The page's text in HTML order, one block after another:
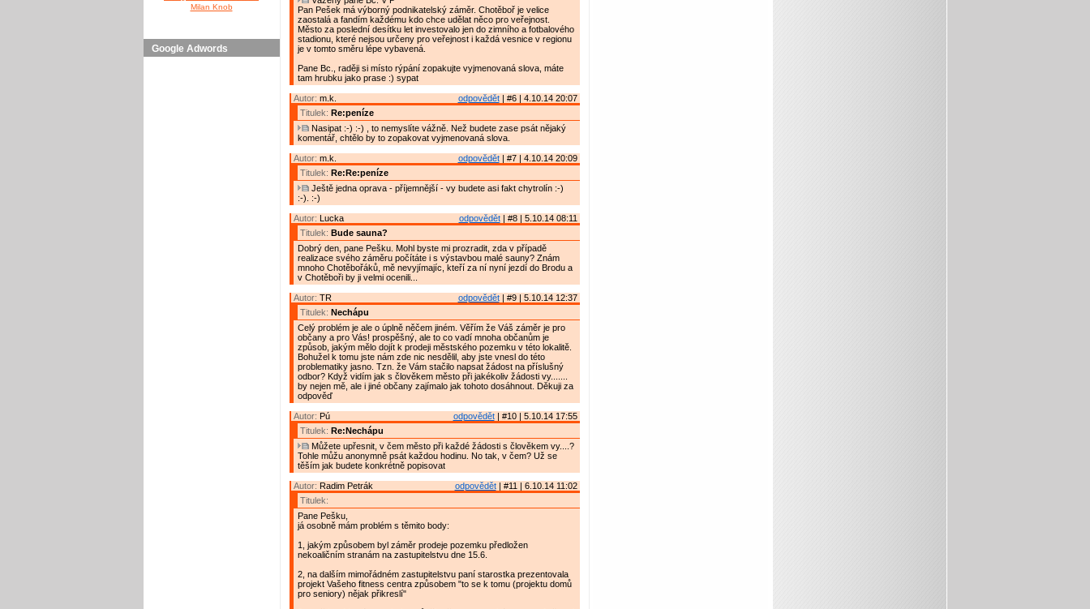
Milan Knob
Google Adwords
Pan Pešek má výborný podnikatelský záměr. Chotěboř je velice
zaostalá a fandím každému kdo chce udělat něco pro veřejnost.
Město za poslední desítku let investovalo jen do zimního a fotbalového
stadionu, které nejsou určeny pro veřejnost i každá vesnice v regionu
je v tomto směru lépe vybavená.
Pane Bc., raději si místo rýpání zopakujte vyjmenovaná slova, máte
tam hrubku jako prase :) sypat
odpovědět| #6 | 4.10.14 20:07
Autor: m.k.
Titulek: Re:peníze
Nasipat :-) :-) , to nemyslíte vážně. Než budete zase psát nějaký
komentář, chtělo by to zopakovat vyjmenovaná slova.
odpovědět| #7 | 4.10.14 20:09
Autor: m.k.
Titulek: Re:Re:peníze
Ještě jedna oprava - příjemnější - vy budete asi fakt chytrolín :-)
:-). :-)
odpovědět| #8 | 5.10.14 08:11
Autor: Lucka
Titulek: Bude sauna?
Dobrý den, pane Pešku. Mohl byste mi prozradit, zda v případě
realizace svého záměru počítáte i s výstavbou malé sauny? Znám
mnoho Chotěbořáků, mě nevyjímajíc, kteří za ní nyní jezdí do Brodu a
v Chotěboři by ji velmi ocenili...
odpovědět| #9 | 5.10.14 12:37
Autor: TR
Titulek: Nechápu
Celý problém je ale o úplně něčem jiném. Věřím že Váš záměr je pro
občany a pro Vás! prospěšný, ale to co vadí mnoha občanům je
způsob, jakým mělo dojít k prodeji městského pozemku v této lokalitě.
Bohužel k tomu jste nám zde nic nesdělil, aby jste vnesl do této
problematiky jasno. Tzn. že Vám stačilo napsat žádost na příslušný
odbor? Když vidím jak s člověkem město při jakékoliv žádosti vy.......
by nejen mě, ale i jiné občany zajímalo jak tohoto dosáhnout. Děkuji za
odpověď
odpovědět| #10 | 5.10.14 17:55
Autor: Pú
Titulek: Re:Nechápu
Můžete upřesnit, v čem město při každé žádosti s člověkem vy....?
Tohle můžu anonymně psát každou hodinu. No tak, v čem? Už se
těším jak budete konkrétně popisovat
odpovědět| #11 | 6.10.14 11:02
Autor: Radim Petrák
Titulek:
Pane Pešku,
já osobně mám problém s těmito body:
1, jakým způsobem byl záměr prodeje pozemku předložen
nekoaličním stranám na zastupitelstvu dne 15.6.
2, na dalším mimořádném zastupitelstvu paní starostka prezentovala
projekt Vašeho fitness centra způsobem "to se k tomu (projektu domů
pro seniory) nějak přikreslí"